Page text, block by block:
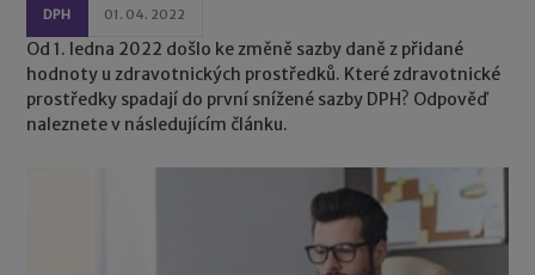
DPH 01. 04. 2022
Od 1. ledna 2022 došlo ke změně sazby daně z přidané
hodnoty u zdravotnických prostředků. Které zdravotnické
prostředky spadají do první snížené sazby DPH? Odpověď
naleznete v následujícím článku.